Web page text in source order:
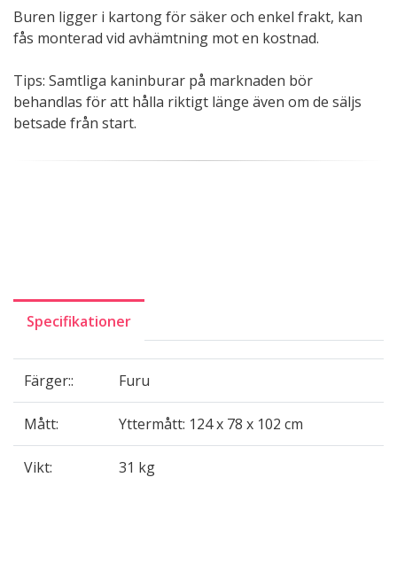
Buren ligger i kartong för säker och enkel frakt, kan
fås monterad vid avhämtning mot en kostnad.
Tips: Samtliga kaninburar på marknaden bör
behandlas för att hålla riktigt länge även om de säljs
betsade från start.
Specifikationer
Färger:: Furu
Mått: Yttermått: 124 x 78 x 102 cm
Vikt: 31 kg